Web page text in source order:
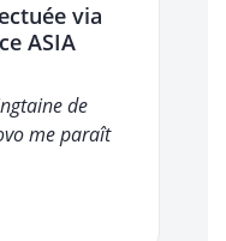
via
ASIA
de
me paraît